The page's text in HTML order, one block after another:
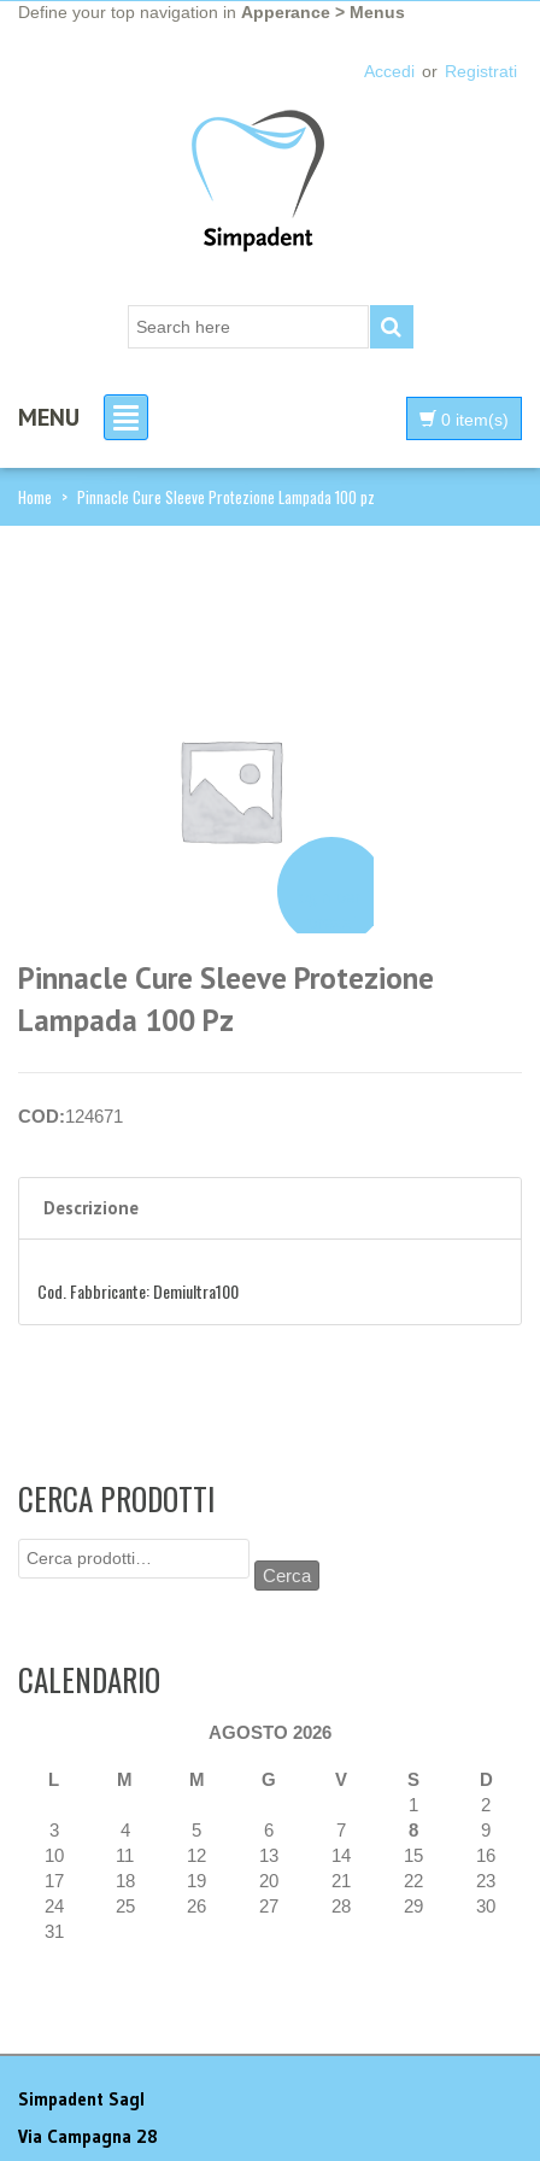
Define your top navigation in Apperance > Menus
Accedi or Registrati
MENU 0 item(s)
Home > Pinnacle Cure Sleeve Protezione Lampada 100 pz
Pinnacle Cure Sleeve Protezione
Lampada 100 Pz
COD:124671
Descrizione
Cod. Fabbricante: Demiultra100
CERCA PRODOTTI
Cerca:
Cerca
CALENDARIO
AGOSTO 2026
L M M G V S
D
1
2
3
4 5 6 7 8
9
10
11 12 13 14 15
16
17
18 19 20 21 22
23
24
25 26 27 28 29
30
31
Simpadent Sagl
Via Campagna 28